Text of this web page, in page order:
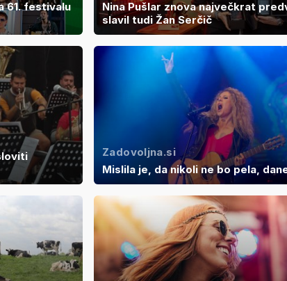
61. festivalu
Nina Pušlar znova največkrat
slavil tudi Žan Serčič
Zadovoljna.si
Mislila je, da nikoli ne bo pela,